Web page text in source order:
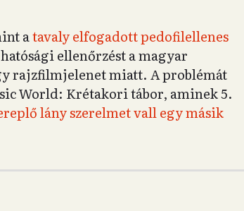
atavaly elfogadott pedofilellenes
ellenőrzést a magyar
rajzfilmjelenet miatt. A problémát
World: Krétakori tábor, aminek 5.
lány szerelmet vall egy másik